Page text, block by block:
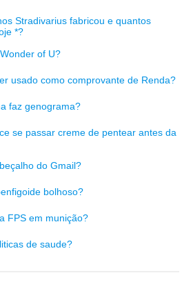
Stradivarius fabricou e quantos
*?
of U?
usado como comprovante de Renda?
faz genograma?
se passar creme de pentear antes da
do Gmail?
bolhoso?
FPS em munição?
de saude?